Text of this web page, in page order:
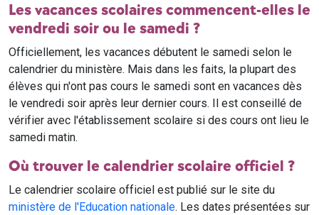
Les vacances scolaires commencent-elles le
vendredi soir ou le samedi ?
Officiellement, les vacances débutent le samedi selon le
calendrier du ministère. Mais dans les faits, la plupart des
élèves qui n'ont pas cours le samedi sont en vacances dès
le vendredi soir après leur dernier cours. Il est conseillé de
vérifier avec l'établissement scolaire si des cours ont lieu le
samedi matin.
Où trouver le calendrier scolaire officiel ?
Le calendrier scolaire officiel est publié sur le site du
ministère de l'Education nationale. Les dates présentées sur